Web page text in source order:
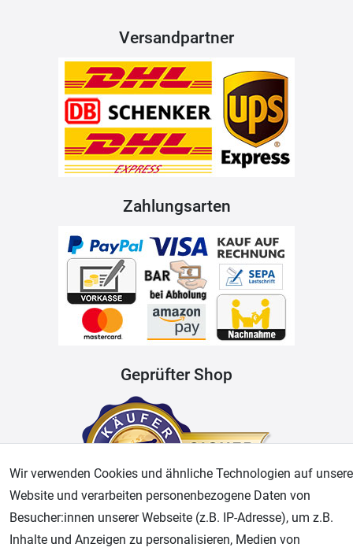
Versandpartner
Zahlungsarten
Geprüfter Shop
Wir verwenden Cookies und ähnliche Technologien auf
Website und verarbeiten personenbezogene Daten von
Besucher:innen unserer Webseite (z.B. IP-Adresse), um z.B.
Inhalte und Anzeigen zu personalisieren, Medien von